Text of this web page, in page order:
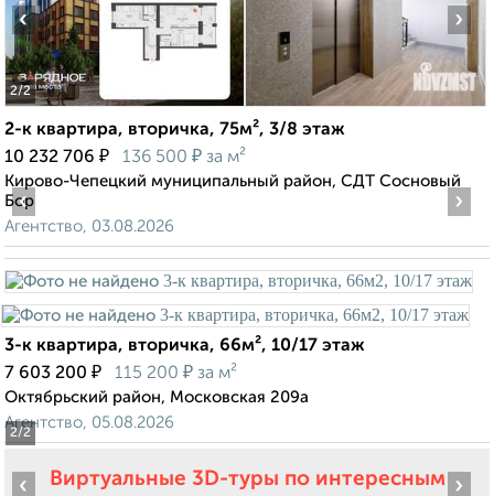
2/2
‹ ›
2-к квартира, вторичка, 75м², 3/8 этаж
10 232 706 ₽ 136 500 ₽ за м²
Кирово-Чепецкий муниципальный район, СДТ Сосновый
Бор
Агентство, 03.08.2026
2/2
‹ ›
3-к квартира, вторичка, 66м², 10/17 этаж
7 603 200 ₽ 115 200 ₽ за м²
Октябрьский район, Московская 209а
Агентство, 05.08.2026
Виртуальные 3D-туры по интересным
‹ ›